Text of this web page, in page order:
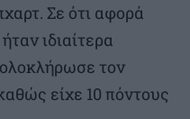
Σε ότι αφορά
ιδιαίτερα
τον
είχε 10 πόντους